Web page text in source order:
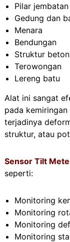
Pilar jembatan
Gedung dan
Menara
Bendungan
Struktur beton
Terowongan
Lereng batu
Alat ini sangat
pada
terjadinya
struktur, atau
Sensor Tilt
seperti:
Monitoring
Monitoring
Monitoring
Monitoring